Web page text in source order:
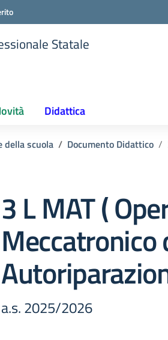
Statale
Didattica
della scuola Documento Didattico
3 L MAT (
Meccatronico
a.s. 2025/2026